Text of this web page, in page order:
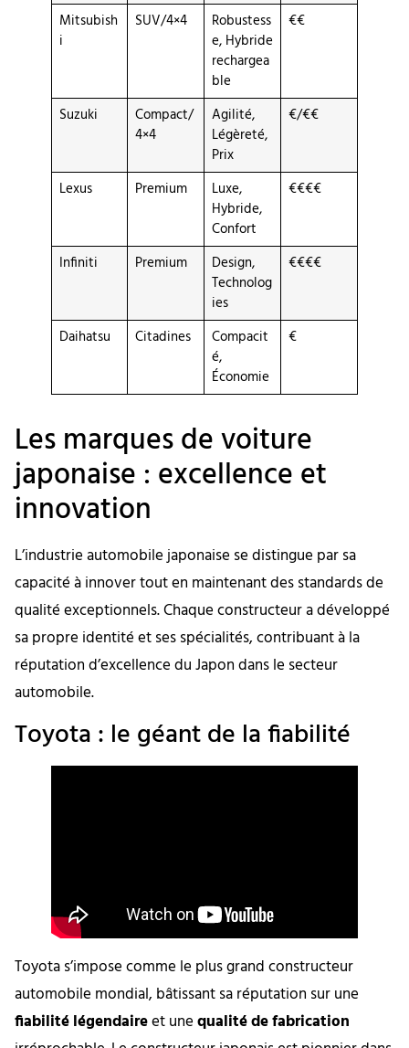
Mitsubish
i
SUV/4×4
Robustess
e, Hybride
rechargea
ble
€€
Suzuki
Compact/
4×4
Agilité,
Légèreté,
Prix
€/€€
Lexus Premium
Luxe,
Hybride,
Confort
€€€€
Infiniti Premium
Design,
Technolog
ies
€€€€
Daihatsu Citadines
Compacit
é,
Économie
€
Les marques de voiture
japonaise : excellence et
innovation
L’industrie automobile japonaise se distingue par sa
capacité à innover tout en maintenant des standards de
qualité exceptionnels. Chaque constructeur a développé
sa propre identité et ses spécialités, contribuant à la
réputation d’excellence du Japon dans le secteur
automobile.
Toyota : le géant de la fiabilité
Toyota s’impose comme le plus grand constructeur
automobile mondial, bâtissant sa réputation sur une
fiabilité légendaireet unequalité de fabrication